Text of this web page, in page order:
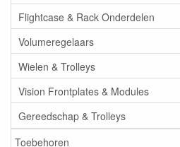
Flightcase & Rack Onderdelen
Volumeregelaars
Wielen & Trolleys
Vision Frontplates & Modules
Gereedschap & Trolleys
Toebehoren